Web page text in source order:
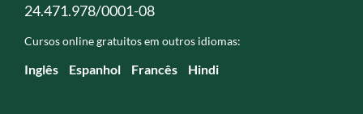
24.471.978/0001-08
Cursos online gratuitos em outros idiomas:
Inglês Espanhol Francês Hindi